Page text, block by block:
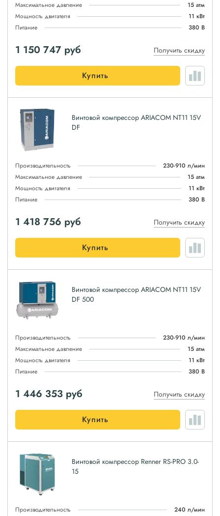
Максимальное давление
15 атм
Мощность двигателя
11 кВт
Питание
380 В
1 150 747 руб Получить скидку
Купить
Винтовой компрессор ARIACOM NT11 15V
DF
Производительность
230-910 л/мин
Максимальное давление
15 атм
Мощность двигателя
11 кВт
Питание
380 В
1 418 756 руб Получить скидку
Купить
Винтовой компрессор ARIACOM NT11 15V
DF 500
Производительность
230-910 л/мин
Максимальное давление
15 атм
Мощность двигателя
11 кВт
Питание
380 В
1 446 353 руб Получить скидку
Купить
Винтовой компрессор Renner RS-PRO 3.0-
15
Производительность
240 л/мин